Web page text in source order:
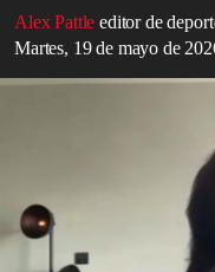
Alex Pattle editor de
Martes, 19 de mayo de
Gina Carano habla del
Gina Carano
ha
haber escapado ilesa de
rendirse en 17 segundos